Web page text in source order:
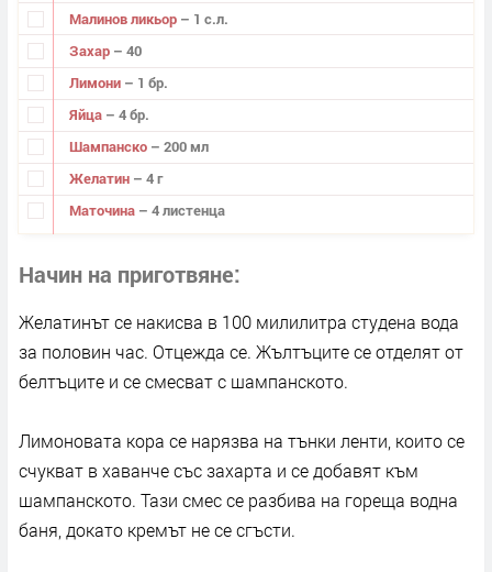
Малинов ликьор – 1 с.л.
Захар – 40
Лимони – 1 бр.
Яйца – 4 бр.
Шампанско – 200 мл
Желатин – 4 г
Маточина – 4 листенца
Начин на приготвяне
Желатинът се накисва в 100 милилитра студена вода
за половин час. Отцежда се. Жълтъците се отделят от
белтъците и се смесват с шампанското.
Лимоновата кора се нарязва на тънки ленти, които се
счукват в хаванче със захарта и се добавят към
шампанското. Тази смес се разбива на гореща водна
баня, докато кремът не се сгъсти.